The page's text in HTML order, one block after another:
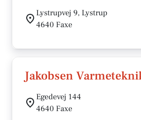
Lystrupvej 9, Lystrup
4640 Faxe
Jakobsen
Egedevej 144
4640 Faxe